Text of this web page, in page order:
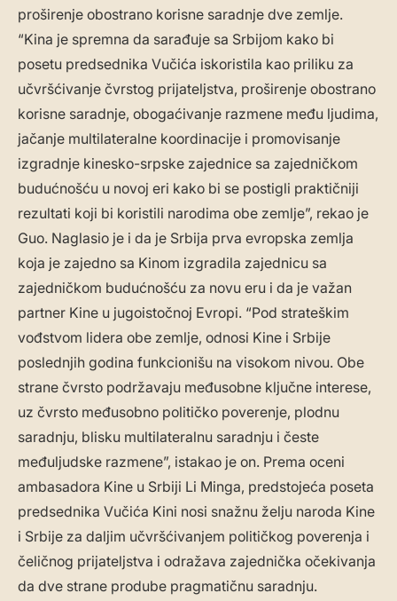
proširenje obostrano korisne saradnje dve zemlje.
“Kina je spremna da sarađuje sa Srbijom kako bi
posetu predsednika Vučića iskoristila kao priliku za
učvršćivanje čvrstog prijateljstva, proširenje obostrano
korisne saradnje, obogaćivanje razmene među ljudima,
jačanje multilateralne koordinacije i promovisanje
izgradnje kinesko-srpske zajednice sa zajedničkom
budućnošću u novoj eri kako bi se postigli praktičniji
rezultati koji bi koristili narodima obe zemlje”, rekao je
Guo. Naglasio je i da je Srbija prva evropska zemlja
koja je zajedno sa Kinom izgradila zajednicu sa
zajedničkom budućnošću za novu eru i da je važan
partner Kine u jugoistočnoj Evropi. “Pod strateškim
vođstvom lidera obe zemlje, odnosi Kine i Srbije
poslednjih godina funkcionišu na visokom nivou. Obe
strane čvrsto podržavaju međusobne ključne interese,
uz čvrsto međusobno političko poverenje, plodnu
saradnju, blisku multilateralnu saradnju i česte
međuljudske razmene”, istakao je on. Prema oceni
ambasadora Kine u Srbiji Li Minga, predstojeća poseta
predsednika Vučića Kini nosi snažnu želju naroda Kine
i Srbije za daljim učvršćivanjem političkog poverenja i
čeličnog prijateljstva i odražava zajednička očekivanja
da dve strane prodube pragmatičnu saradnju.